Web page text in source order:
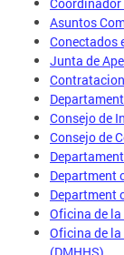
Asuntos
Conectados
Junta de
Consejo de
Consejo de
Department
Department
Oficina de
Oficina de